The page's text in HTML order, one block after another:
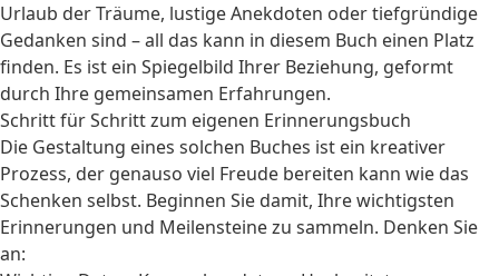
Urlaub der Träume, lustige Anekdoten oder tiefgründige
Gedanken sind – all das kann in diesem Buch einen Platz
finden. Es ist ein Spiegelbild Ihrer Beziehung, geformt
durch Ihre gemeinsamen Erfahrungen.
Schritt für Schritt zum eigenen Erinnerungsbuch
Die Gestaltung eines solchen Buches ist ein kreativer
Prozess, der genauso viel Freude bereiten kann wie das
Schenken selbst. Beginnen Sie damit, Ihre wichtigsten
Erinnerungen und Meilensteine zu sammeln. Denken Sie
an: